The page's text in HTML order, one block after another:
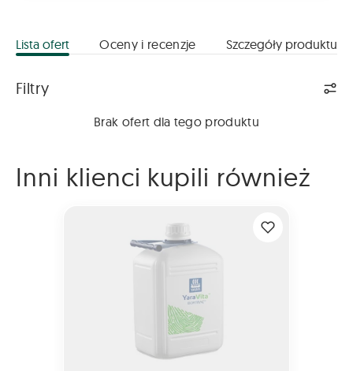
Lista ofert Oceny i recenzje Szczegóły produktu
Filtry
Brak ofert dla tego produktu
Inni klienci kupili również